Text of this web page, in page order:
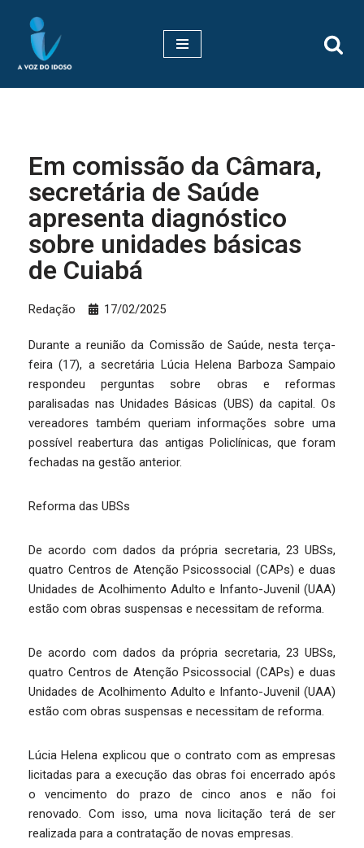
Pular
para
Em comissão da Câmara,
secretária de Saúde
apresenta diagnóstico
sobre unidades básicas
de Cuiabá
Redação 17/02/2025
Durante a reunião da Comissão de Saúde, nesta terça-
feira (17), a secretária Lúcia Helena Barboza Sampaio
respondeu perguntas sobre obras e reformas
paralisadas nas Unidades Básicas (UBS) da capital. Os
vereadores também queriam informações sobre uma
possível reabertura das antigas Policlínicas, que foram
fechadas na gestão anterior.
Reforma das UBSs
De acordo com dados da própria secretaria, 23 UBSs,
quatro Centros de Atenção Psicossocial (CAPs) e duas
Unidades de Acolhimento Adulto e Infanto-Juvenil (UAA)
estão com obras suspensas e necessitam de reforma.
De acordo com dados da própria secretaria, 23 UBSs,
quatro Centros de Atenção Psicossocial (CAPs) e duas
Unidades de Acolhimento Adulto e Infanto-Juvenil (UAA)
estão com obras suspensas e necessitam de reforma.
Lúcia Helena explicou que o contrato com as empresas
licitadas para a execução das obras foi encerrado após
o vencimento do prazo de cinco anos e não foi
renovado. Com isso, uma nova licitação terá de ser
realizada para a contratação de novas empresas.